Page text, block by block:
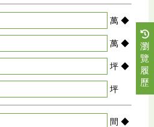
萬◆
萬◆
坪◆
坪
間◆
瀏
覽
履
歷